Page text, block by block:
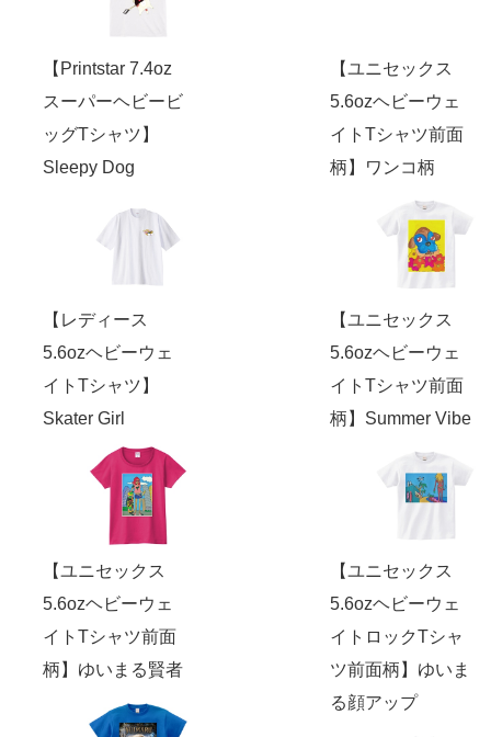
【Printstar 7.4oz
スーパーヘビービ
ッグTシャツ】
Sleepy Dog
【ユニセックス
5.6ozヘビーウェ
イトTシャツ前面
柄】ワンコ柄
【レディース
5.6ozヘビーウェ
イトTシャツ】
Skater Girl
【ユニセックス
5.6ozヘビーウェ
イトTシャツ前面
柄】Summer Vibe
【ユニセックス
5.6ozヘビーウェ
イトTシャツ前面
柄】ゆいまる賢者
【ユニセックス
5.6ozヘビーウェ
イトロックTシャ
ツ前面柄】ゆいま
る顔アップ